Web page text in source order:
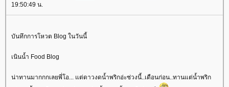
19:50:49 น.
บันทึกการโหวต Blog ในวันนี้
เนินน้ำ Food Blog
น่าทานมากกกเลยพี่โอ... แต่ดาวงดน้ำพริกอ่ะช่วงนี้..เดือนก่อน..ทานแต่น้ำพริก